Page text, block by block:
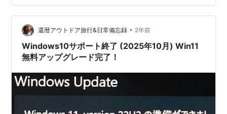
す。「BIOSの設定を変えるだけで解決した」というケー
スも多いので、まずは落ち着いて一緒に確認していきま
しょう。 この記事でわ…
還暦アウトドア旅行&日常備忘録 • 2年前
Windows10サポート終了 (2025年10月) Win11
無料アップグレード完了！